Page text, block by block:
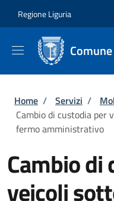
Regione Liguria
Briciole di
Home / Servizi /
Cambio di custodia per
fermo amministrativo
Cambio di
veicoli